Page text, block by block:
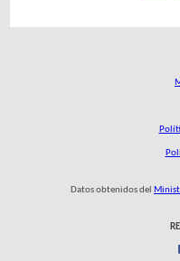
Datos obtenidos del